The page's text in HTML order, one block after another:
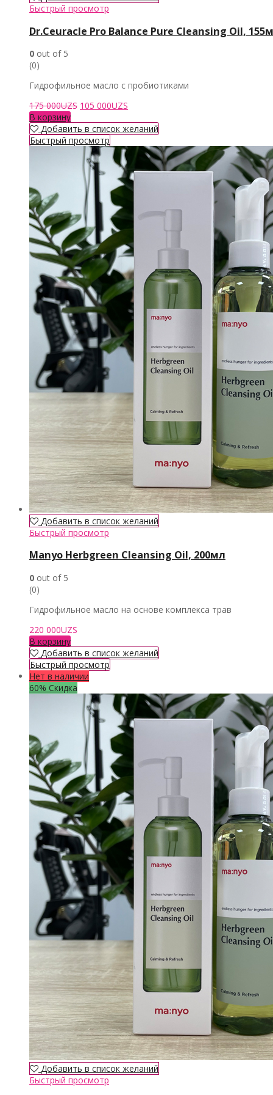
Быстрый просмотр
Dr.Ceuracle Pro Balance Pure Cleansing Oil,
0 out of 5
(0)
Гидрофильное масло с пробиотиками
175 000UZS Первоначальная
составляла
175
000UZS.
105 000UZS
105
В корзину
Добавить в список желаний
Быстрый просмотр
Добавить в список желаний
Быстрый просмотр
Manyo Herbgreen Cleansing Oil, 200мл
0 out of 5
(0)
Гидрофильное масло на основе комплекса трав
220 000UZS
В корзину
Добавить в список желаний
Быстрый просмотр
Нет в наличии
60% Скидка
Добавить в список желаний
Быстрый просмотр